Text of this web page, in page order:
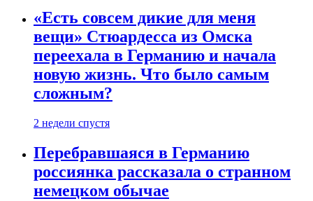
«Есть совсем дикие для меня
вещи» Стюардесса из Омска
переехала в Германию и начала
новую жизнь. Что было самым
сложным?
2 недели спустя
Перебравшаяся в Германию
россиянка рассказала о странном
немецком обычае